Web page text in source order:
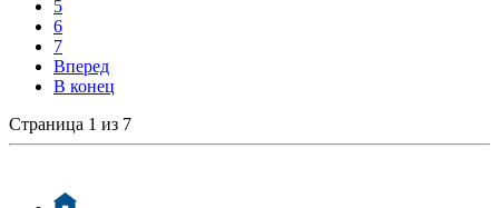
5
6
7
Вперед
В конец
Страница 1 из 7